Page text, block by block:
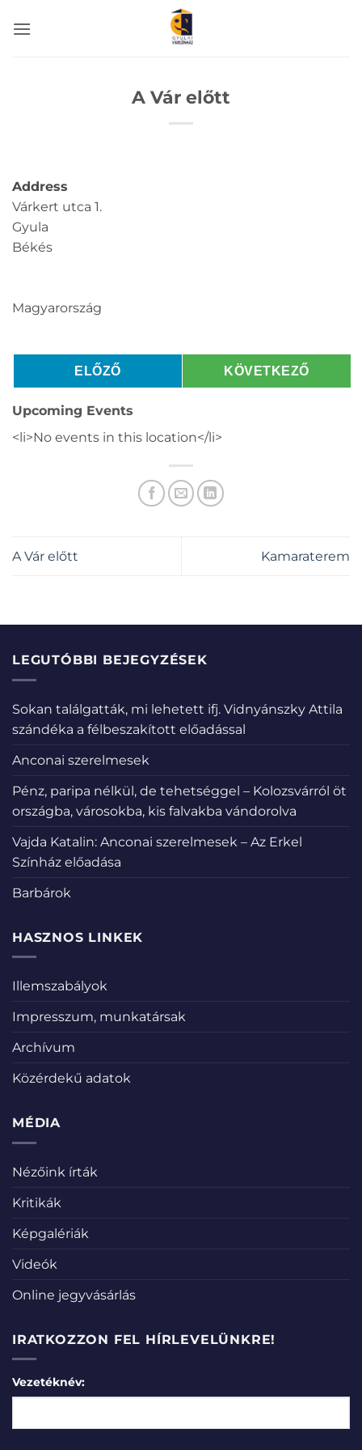
A Vár előtt
Address
Várkert utca 1.
Gyula
Békés
Magyarország
ELŐZŐ KÖVETKEZŐ
Upcoming Events
<li>No events in this location</li>
A Vár előtt Kamaraterem
LEGUTÓBBI BEJEGYZÉSEK
Sokan találgatták, mi lehetett ifj. Vidnyánszky Attila
szándéka a félbeszakított előadással
Anconai szerelmesek
Pénz, paripa nélkül, de tehetséggel – Kolozsvárról öt
országba, városokba, kis falvakba vándorolva
Vajda Katalin: Anconai szerelmesek – Az Erkel
Színház előadása
Barbárok
HASZNOS LINKEK
Illemszabályok
Impresszum, munkatársak
Archívum
Közérdekű adatok
MÉDIA
Nézőink írták
Kritikák
Képgalériák
Videók
Online jegyvásárlás
IRATKOZZON FEL HÍRLEVELÜNKRE!
Vezetéknév: